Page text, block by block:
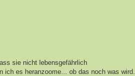
sie nicht lebensgefährlich
ich es heranzoome... ob das noch was wird.